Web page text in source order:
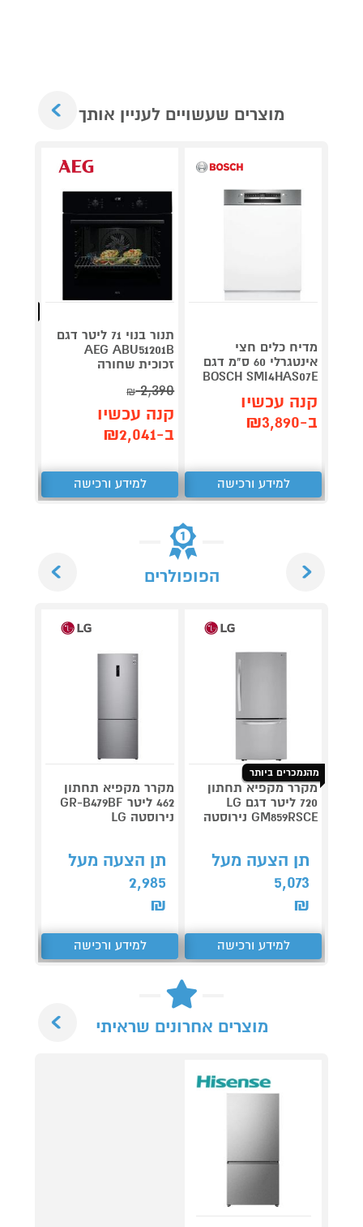
מוצרים שעשויים לעניין אותך
מדיח כלים חצי
אינטגרלי 60 ס"מ דגם
BOSCH SMI4HAS07E
קנה עכשיו
ב-₪3,890
למידע ורכישה
תנור בנוי 71 ליטר דגם
AEG ABU51201B
זכוכית שחורה
2,390
₪
קנה עכשיו
ב-₪2,041
למידע ורכישה
הפופולרים
מהנמכרים ביותר
מקרר מקפיא תחתון
720 ליטר דגם LG
GM859RSCE נירוסטה
תן הצעה מעל
5,073
₪
למידע ורכישה
מקרר מקפיא תחתון
462 ליטר GR-B479BF
נירוסטה LG
תן הצעה מעל
2,985
₪
למידע ורכישה
מוצרים אחרונים שראיתי